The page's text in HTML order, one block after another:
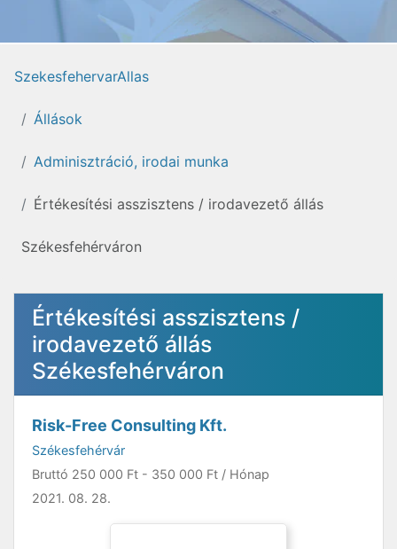
SzekesfehervarAllas
Állások
Adminisztráció, irodai munka
Értékesítési asszisztens / irodavezető állás
Székesfehérváron
Értékesítési asszisztens /
irodavezető állás
Székesfehérváron
Risk-Free Consulting Kft.
Székesfehérvár
Bruttó 250 000 Ft - 350 000 Ft / Hónap
2021. 08. 28.